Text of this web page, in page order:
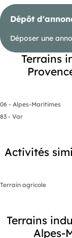
Dépôt
Déposer une
Terrains
06 - Alpes-Maritimes
83 - Var
Activités
Terrain agricole
Terrains
Alpes-